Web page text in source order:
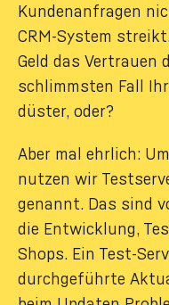
Kundenanfragen
CRM-System
Geld das Vertrauen
schlimmsten Fall
düster, oder?
Aber mal ehrlich:
nutzen wir
genannt. Das sind
die Entwicklung,
Shops. Ein Test-
durchgeführte